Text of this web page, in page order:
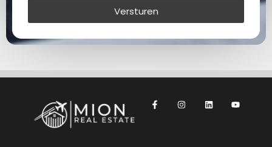
Versturen